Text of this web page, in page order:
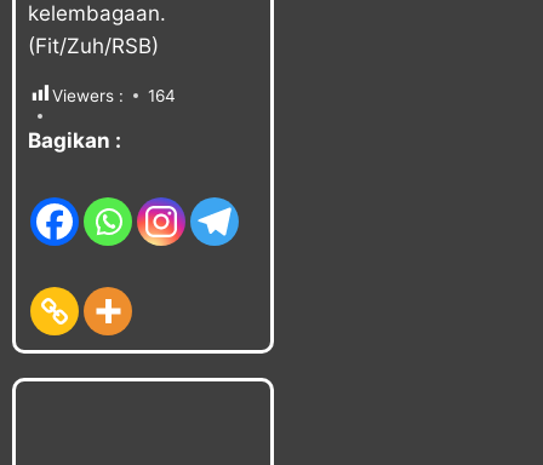
kelembagaan.
(Fit/Zuh/RSB)
Viewers : 164
Bagikan :